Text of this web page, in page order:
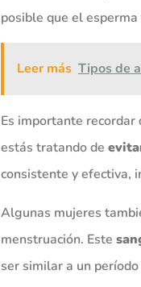
posible que el
Leer más Tipos de
Es importante recordar
estás tratando de
consistente y efectiva,
Algunas mujeres
menstruación. Este
ser similar a un